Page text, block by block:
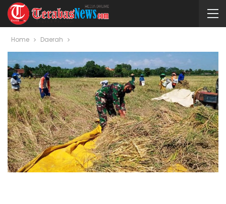
Home Daerah